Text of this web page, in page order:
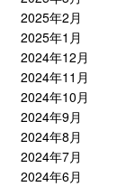
2025年2月
2025年1月
2024年12月
2024年11月
2024年10月
2024年9月
2024年8月
2024年7月
2024年6月